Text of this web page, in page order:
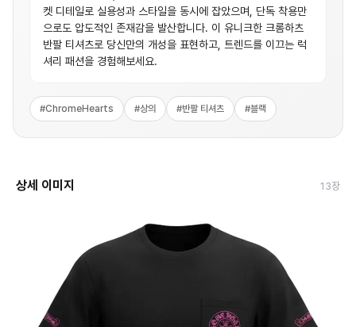
켓 디테일로 실용성과 스타일을 동시에 잡았으며, 단독 착용만
으로도 압도적인 존재감을 발산합니다. 이 유니크한 크롬하츠
반팔 티셔츠로 당신만의 개성을 표현하고, 트렌드를 이끄는 럭
셔리 패션을 경험해보세요.
#ChromeHearts #상의 #반팔 티셔츠 #블랙
상세 이미지 13장